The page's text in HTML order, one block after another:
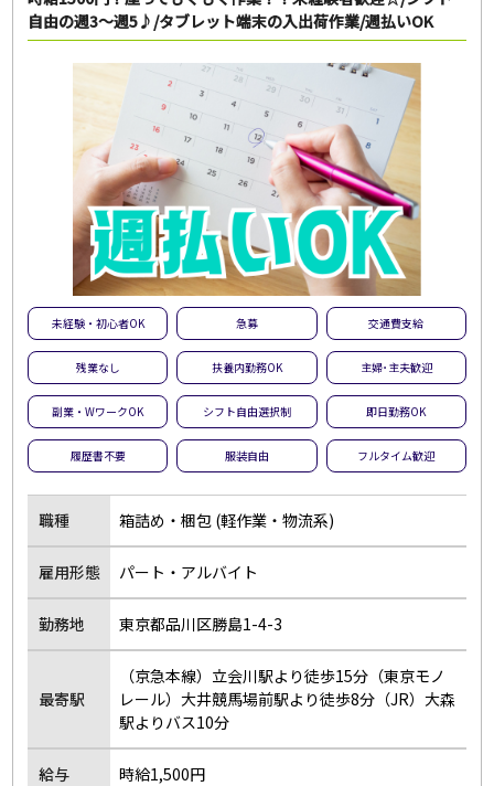
自由の週3～週5♪/タブレット端末の入出荷作業/週払いOK
未経験・初心者OK 急募 交通費支給
残業なし 扶養内勤務OK 主婦･主夫歓迎
副業・WワークOK シフト自由選択制 即日勤務OK
履歴書不要 服装自由 フルタイム歓迎
職種 箱詰め・梱包 (軽作業・物流系)
雇用形態 パート・アルバイト
勤務地 東京都品川区勝島1-4-3
最寄駅
（京急本線）立会川駅より徒歩15分（東京モノ
レール）大井競馬場前駅より徒歩8分（JR）大森
駅よりバス10分
給与 時給1,500円